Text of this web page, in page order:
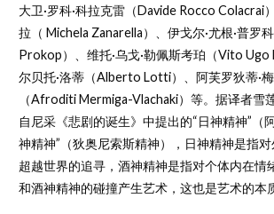
大卫·罗科·科拉克雷（Davide Rocco Colacrai
拉（ Michela Zanarella）、伊戈尔·尤根·普罗
Prokop）、维托·乌戈·勒佩斯考珀（Vito Ugo
尔贝托·洛蒂（Alberto Lotti）、阿芙罗狄蒂·
（Afroditi Mermiga-Vlachaki）等。据译者雪
自尼采《悲剧的诞生》中提出的“日神精神”（
神精神”（狄奥尼索斯精神），日神精神是指
超越世界的追寻，酒神精神是指对个体内在情
和酒神精神的碰撞产生艺术，这也是艺术的本